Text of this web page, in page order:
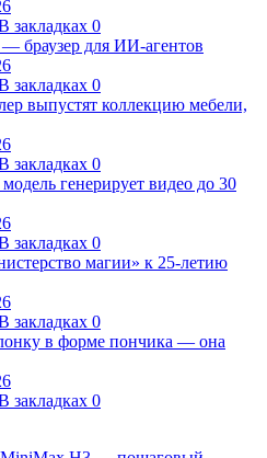
закладках 0
браузер для ИИ-агентов
закладках 0
выпустят коллекцию мебели,
закладках 0
генерирует видео до 30
закладках 0
магии» к 25-летию
закладках 0
в форме пончика — она
закладках 0